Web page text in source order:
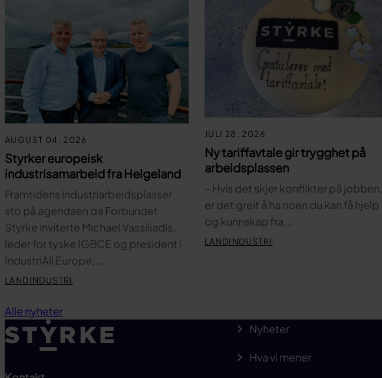
AUGUST 04, 2026
Styrker europeisk
industrisamarbeid fra Helgeland
Framtidens industriarbeidsplasser
sto på agendaen da Forbundet
Styrke inviterte Michael Vassiliadis,
leder for tyske IGBCE og president i
IndustriAll Europe,…
LANDINDUSTRI
JULI 28, 2026
Ny tariffavtale gir trygghet på
arbeidsplassen
– Hvis det skjer konflikter på jobben,
er det greit å ha noen du kan få hjelp
og kunnskap fra,…
LANDINDUSTRI
Alle nyheter
Nyheter
Hva vi mener